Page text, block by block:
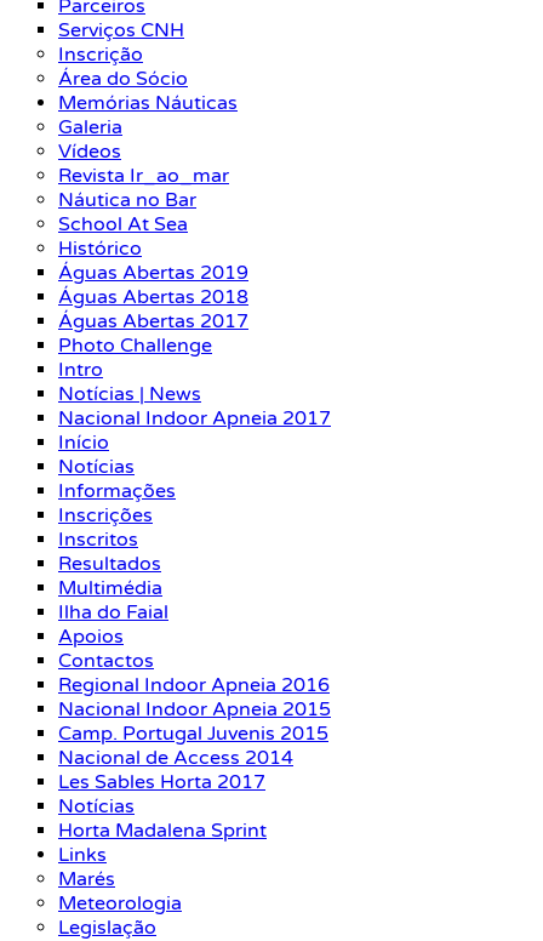
Parceiros
Serviços CNH
Inscrição
Área do Sócio
Memórias Náuticas
Galeria
Vídeos
Revista Ir_ao_mar
Náutica no Bar
School At Sea
Histórico
Águas Abertas 2019
Águas Abertas 2018
Águas Abertas 2017
Photo Challenge
Intro
Notícias | News
Nacional Indoor Apneia 2017
Início
Notícias
Informações
Inscrições
Inscritos
Resultados
Multimédia
Ilha do Faial
Apoios
Contactos
Regional Indoor Apneia 2016
Nacional Indoor Apneia 2015
Camp. Portugal Juvenis 2015
Nacional de Access 2014
Les Sables Horta 2017
Notícias
Horta Madalena Sprint
Links
Marés
Meteorologia
Legislação